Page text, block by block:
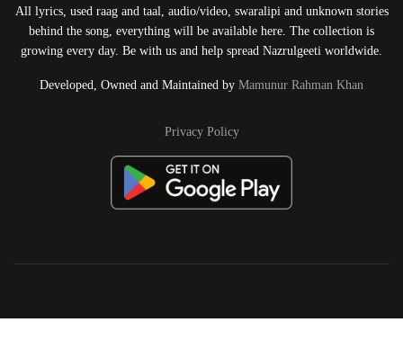
All lyrics, used raag and taal, audio/video, swaralipi and unknown stories
behind the song, everything will be available here. The collection is
growing every day. Be with us and help spread Nazrulgeeti worldwide.
Developed, Owned and Maintained by Mamunur Rahman Khan
Privacy Policy